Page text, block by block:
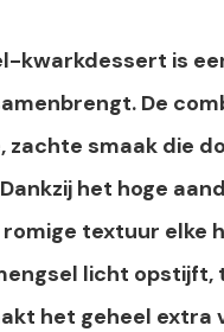
kwarkdessert is
De
zachte smaak die
het hoge
textuur elke
licht
het geheel